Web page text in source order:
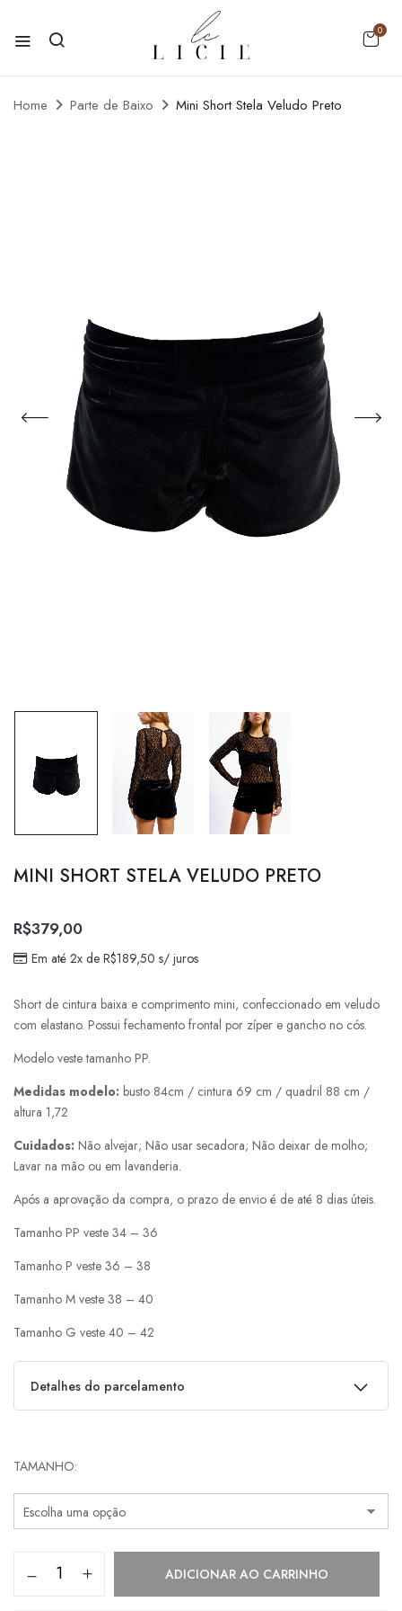
0
Home Parte de Baixo Mini Short Stela Veludo Preto
MINI SHORT STELA VELUDO PRETO
R$379,00
Em até 2x de R$189,50 s/ juros
Short de cintura baixa e comprimento mini, confeccionado em veludo
com elastano. Possui fechamento frontal por zíper e gancho no cós.
Modelo veste tamanho PP.
Medidas modelo: busto 84cm / cintura 69 cm / quadril 88 cm /
altura 1,72
Cuidados: Não alvejar; Não usar secadora; Não deixar de molho;
Lavar na mão ou em lavanderia.
Após a aprovação da compra, o prazo de envio é de até 8 dias úteis.
Tamanho PP veste 34 – 36
Tamanho P veste 36 – 38
Tamanho M veste 38 – 40
Tamanho G veste 40 – 42
Detalhes do parcelamento
2x deR$189,50s/ juros R$379,00
TAMANHO
ADICIONAR AO CARRINHO